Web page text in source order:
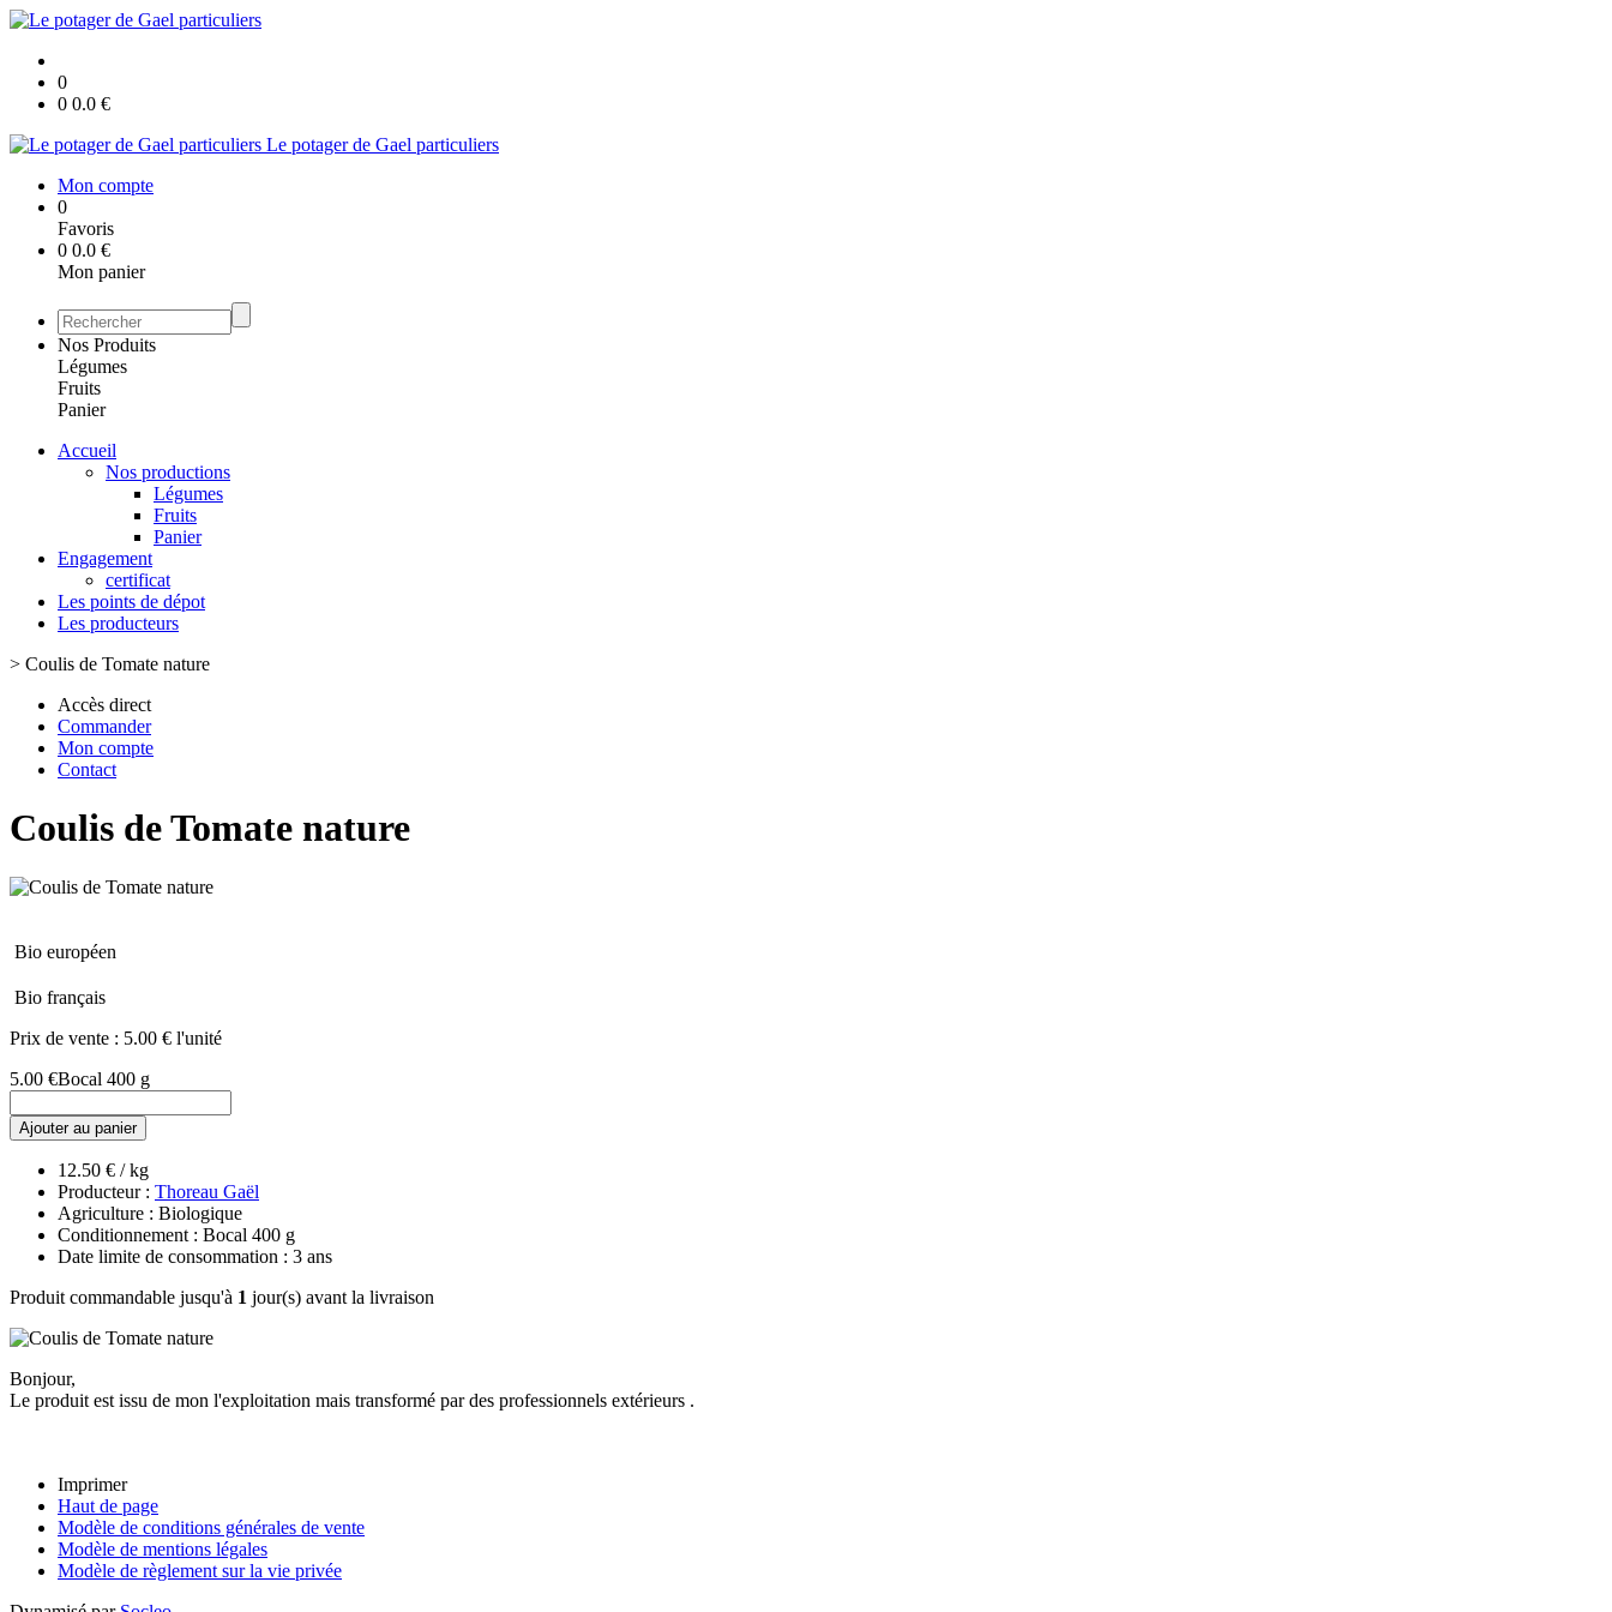
0
0 0.0 €
Le potager de Gael particuliers
Mon compte
0
Favoris
0 0.0 €
Mon panier
Nos Produits
Légumes
Fruits
Panier
Accueil
Nos productions
Légumes
Fruits
Panier
Engagement
certificat
Les points de dépot
Les producteurs
> Coulis de Tomate nature
Accès direct
Commander
Mon compte
Contact
Coulis de Tomate nature
Bio européen
Bio français
Prix de vente : 5.00 € l'unité
5.00 €Bocal 400 g
Ajouter au panier
12.50 € / kg
Producteur : Thoreau Gaël
Agriculture : Biologique
Conditionnement : Bocal 400 g
Date limite de consommation : 3 ans
Produit commandable jusqu'à 1 jour(s) avant la livraison
Bonjour,
Le produit est issu de mon l'exploitation mais transformé par des professionnels extérieurs .
Imprimer
Haut de page
Modèle de conditions générales de vente
Modèle de mentions légales
Modèle de règlement sur la vie privée